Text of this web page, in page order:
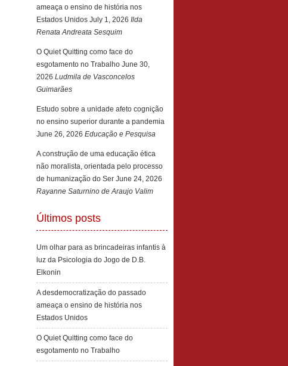
ameaça o ensino de história nos
Estados Unidos July 1, 2026 Ilda
Renata Andreata Sesquim
O Quiet Quitting como face do
esgotamento no Trabalho June 30,
2026 Ludmila de Vasconcelos
Guimarães
Estudo sobre a unidade afeto cognição
no ensino superior durante a pandemia
June 26, 2026 Educação e Pesquisa
A construção de uma educação ética
não moralista, orientada pelo processo
de humanização do Ser June 24, 2026
Rayanne Saturnino de Araujo Valim
Últimos posts
Um olhar para as brincadeiras infantis à
luz da Psicologia do Jogo de D.B.
Elkonin
A desdemocratização do passado
ameaça o ensino de história nos
Estados Unidos
O Quiet Quitting como face do
esgotamento no Trabalho